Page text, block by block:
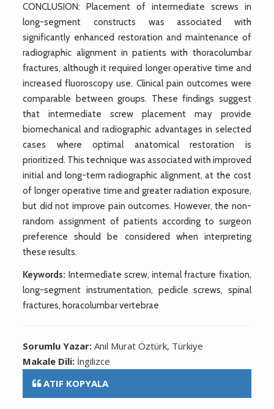
CONCLUSION: Placement of intermediate screws in
long-segment constructs was associated with
significantly enhanced restoration and maintenance of
radiographic alignment in patients with thoracolumbar
fractures, although it required longer operative time and
increased fluoroscopy use. Clinical pain outcomes were
comparable between groups. These findings suggest
that intermediate screw placement may provide
biomechanical and radiographic advantages in selected
cases where optimal anatomical restoration is
prioritized. This technique was associated with improved
initial and long-term radiographic alignment, at the cost
of longer operative time and greater radiation exposure,
but did not improve pain outcomes. However, the non-
random assignment of patients according to surgeon
preference should be considered when interpreting
these results.
Keywords: Intermediate screw, internal fracture fixation,
long-segment instrumentation, pedicle screws, spinal
fractures, horacolumbar vertebrae
Sorumlu Yazar:Anıl Murat Öztürk, Türkiye
Makale Dili: İngilizce
ATIF KOPYALA